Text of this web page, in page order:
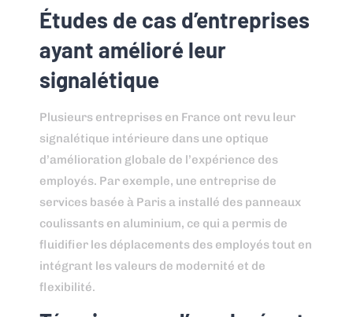
Études de cas d’entreprises
ayant amélioré leur
signalétique
Plusieurs entreprises en France ont revu leur
signalétique intérieure dans une optique
d’amélioration globale de l’expérience des
employés. Par exemple, une entreprise de
services basée à Paris a installé des panneaux
coulissants en aluminium, ce qui a permis de
fluidifier les déplacements des employés tout en
intégrant les valeurs de modernité et de
flexibilité.